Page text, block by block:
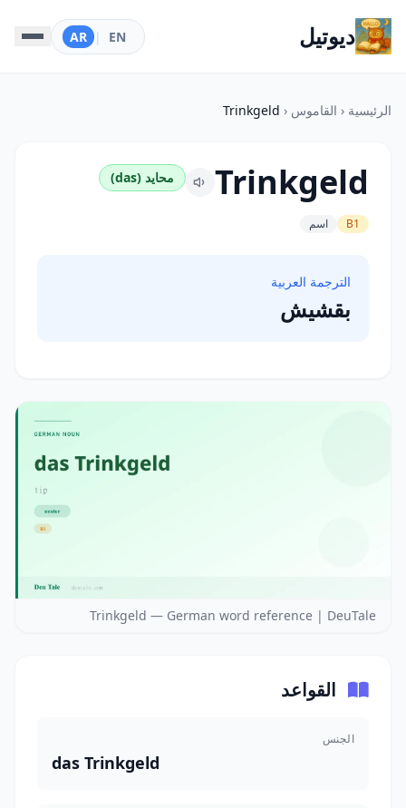
ديوتيل EN
|
AR
الرئيسية ‹ القاموس ‹
Trinkgeld
Trinkgeld محايد (das)
B1 اسم
الترجمة العربية
بقشيش
Trinkgeld — German word reference | DeuTale
القواعد
الجنس
das Trinkgeld